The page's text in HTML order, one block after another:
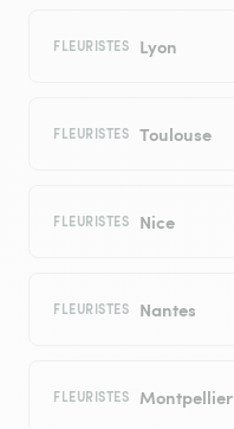
FLEURISTES Lyon
FLEURISTES Toulouse
FLEURISTES Nice
FLEURISTES Nantes
FLEURISTES Montpellier